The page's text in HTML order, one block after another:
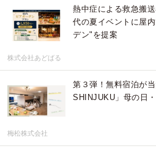
熱中症による救急搬
代の夏イベントに屋
デン"を提案
株式会社あどばる
第３弾！無料宿泊が
SHINJUKU」母の日
梅松株式会社